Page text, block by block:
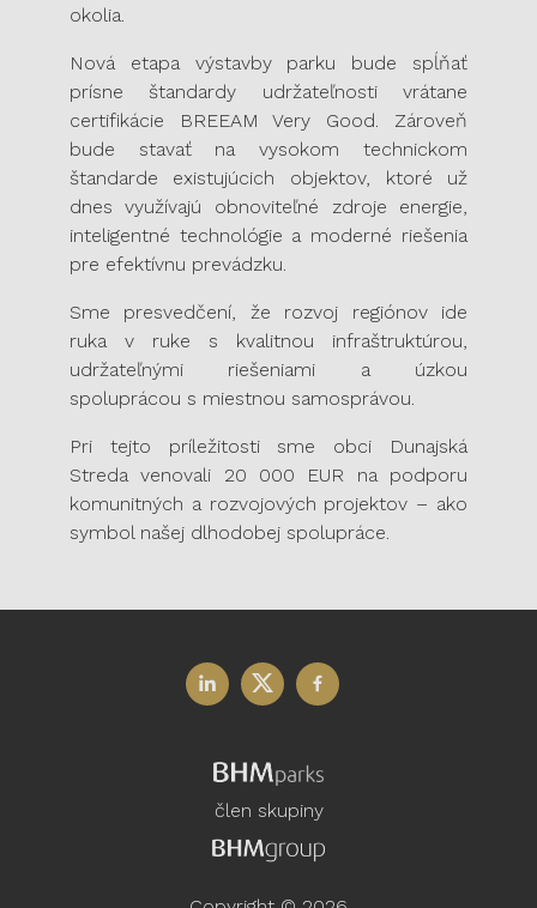
okolia.
Nová etapa výstavby parku bude spĺňať
prísne štandardy udržateľnosti vrátane
certifikácie BREEAM Very Good. Zároveň
bude stavať na vysokom technickom
štandarde existujúcich objektov, ktoré už
dnes využívajú obnoviteľné zdroje energie,
inteligentné technológie a moderné riešenia
pre efektívnu prevádzku.
Sme presvedčení, že rozvoj regiónov ide
ruka v ruke s kvalitnou infraštruktúrou,
udržateľnými riešeniami a úzkou
spoluprácou s miestnou samosprávou.
Pri tejto príležitosti sme obci Dunajská
Streda venovali 20 000 EUR na podporu
komunitných a rozvojových projektov – ako
symbol našej dlhodobej spolupráce.
člen skupiny